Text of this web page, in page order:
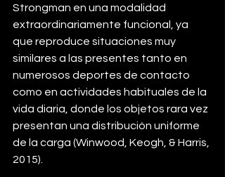
Strongman en una modalidad
extraordinariamente funcional, ya
que reproduce situaciones muy
similares a las presentes tanto en
numerosos deportes de contacto
como en actividades habituales de la
vida diaria, donde los objetos rara vez
presentan una distribución uniforme
de la carga (Winwood, Keogh, & Harris,
2015).